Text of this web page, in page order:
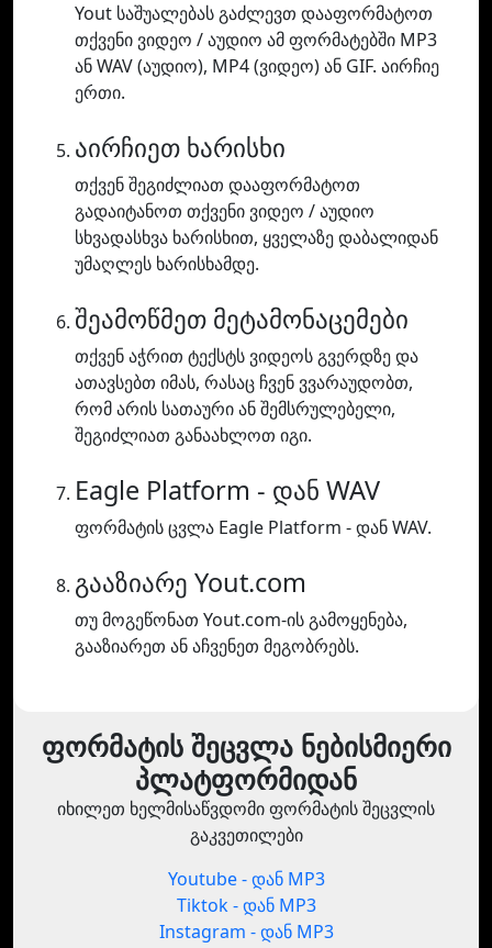
Yout საშუალებას გაძლევთ დააფორმატოთ
თქვენი ვიდეო / აუდიო ამ ფორმატებში MP3
ან WAV (აუდიო), MP4 (ვიდეო) ან GIF. აირჩიე
ერთი.
აირჩიეთ ხარისხი
თქვენ შეგიძლიათ დააფორმატოთ
გადაიტანოთ თქვენი ვიდეო / აუდიო
სხვადასხვა ხარისხით, ყველაზე დაბალიდან
უმაღლეს ხარისხამდე.
შეამოწმეთ მეტამონაცემები
თქვენ აჭრით ტექსტს ვიდეოს გვერდზე და
ათავსებთ იმას, რასაც ჩვენ ვვარაუდობთ,
რომ არის სათაური ან შემსრულებელი,
შეგიძლიათ განაახლოთ იგი.
Eagle Platform - დან WAV
ფორმატის ცვლა Eagle Platform - დან WAV.
გააზიარე Yout.com
თუ მოგეწონათ Yout.com-ის გამოყენება,
გააზიარეთ ან აჩვენეთ მეგობრებს.
ფორმატის შეცვლა ნებისმიერი
პლატფორმიდან
იხილეთ ხელმისაწვდომი ფორმატის შეცვლის
გაკვეთილები
Youtube - დან MP3
Tiktok - დან MP3
Instagram - დან MP3